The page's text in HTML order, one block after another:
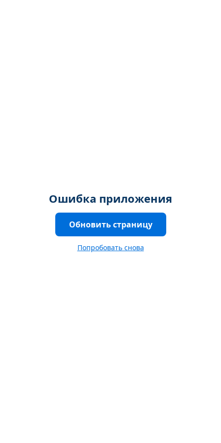
Ошибка приложения
Обновить страницу
Попробовать снова